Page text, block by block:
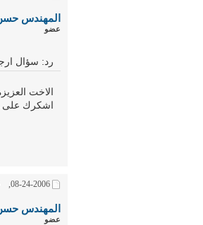
المهندس
عضو
رد: سؤال
الاخت
اشكرك على
08-24-2006,
المهندس
عضو